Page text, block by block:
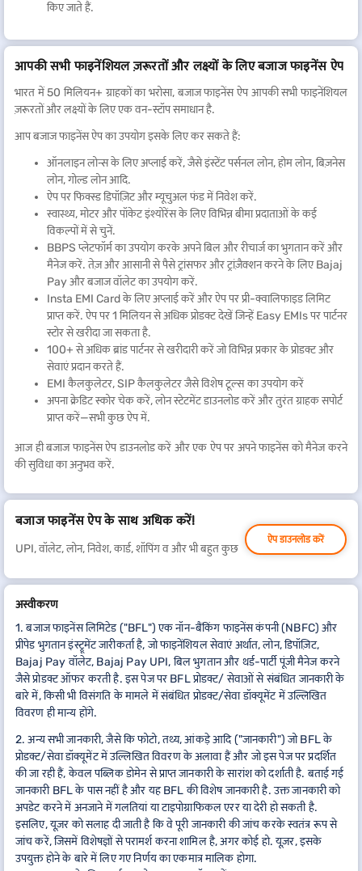
किए जाते हैं.
आपकी सभी फाइनेंशियल ज़रूरतों और लक्ष्यों के लिए बजाज फाइनेंस ऐप
भारत में 50 मिलियन+ ग्राहकों का भरोसा, बजाज फाइनेंस ऐप आपकी सभी फाइनेंशियल
ज़रूरतों और लक्ष्यों के लिए एक वन-स्टॉप समाधान है.
आप बजाज फाइनेंस ऐप का उपयोग इसके लिए कर सकते हैं:
ऑनलाइन लोन्स के लिए अप्लाई करें, जैसे इंस्टेंट पर्सनल लोन, होम लोन, बिज़नेस
लोन, गोल्ड लोन आदि.
ऐप पर फिक्स्ड डिपॉज़िट और म्यूचुअल फंड में निवेश करें.
स्वास्थ्य, मोटर और पॉकेट इंश्योरेंस के लिए विभिन्न बीमा प्रदाताओं के कई
विकल्पों में से चुनें.
BBPS प्लेटफॉर्म का उपयोग करके अपने बिल और रीचार्ज का भुगतान करें और
मैनेज करें. तेज़ और आसानी से पैसे ट्रांसफर और ट्रांज़ैक्शन करने के लिए Bajaj
Pay और बजाज वॉलेट का उपयोग करें.
Insta EMI Card के लिए अप्लाई करें और ऐप पर प्री-क्वालिफाइड लिमिट
प्राप्त करें. ऐप पर 1 मिलियन से अधिक प्रोडक्ट देखें जिन्हें Easy EMIs पर पार्टनर
स्टोर से खरीदा जा सकता है.
100+ से अधिक ब्रांड पार्टनर से खरीदारी करें जो विभिन्न प्रकार के प्रोडक्ट और
सेवाएं प्रदान करते हैं.
EMI कैलकुलेटर, SIP कैलकुलेटर जैसे विशेष टूल्स का उपयोग करें
अपना क्रेडिट स्कोर चेक करें, लोन स्टेटमेंट डाउनलोड करें और तुरंत ग्राहक सपोर्ट
प्राप्त करें—सभी कुछ ऐप में.
आज ही बजाज फाइनेंस ऐप डाउनलोड करें और एक ऐप पर अपने फाइनेंस को मैनेज करने
की सुविधा का अनुभव करें.
बजाज फाइनेंस ऐप के साथ अधिक करें!
UPI, वॉलेट, लोन, निवेश, कार्ड, शॉपिंग व और भी बहुत कुछ
ऐप डाउनलोड करें
अस्वीकरण
1. बजाज फाइनेंस लिमिटेड ("BFL") एक नॉन-बैंकिंग फाइनेंस कंपनी (NBFC) और
प्रीपेड भुगतान इंस्ट्रूमेंट जारीकर्ता है, जो फाइनेंशियल सेवाएं अर्थात, लोन, डिपॉज़िट,
Bajaj Pay वॉलेट, Bajaj Pay UPI, बिल भुगतान और थर्ड-पार्टी पूंजी मैनेज करने
जैसे प्रोडक्ट ऑफर करती है. इस पेज पर BFL प्रोडक्ट/ सेवाओं से संबंधित जानकारी के
बारे में, किसी भी विसंगति के मामले में संबंधित प्रोडक्ट/सेवा डॉक्यूमेंट में उल्लिखित
विवरण ही मान्य होंगे.
2. अन्य सभी जानकारी, जैसे कि फोटो, तथ्य, आंकड़े आदि ("जानकारी") जो BFL के
प्रोडक्ट/सेवा डॉक्यूमेंट में उल्लिखित विवरण के अलावा हैं और जो इस पेज पर प्रदर्शित
की जा रही हैं, केवल पब्लिक डोमेन से प्राप्त जानकारी के सारांश को दर्शाती है. बताई गई
जानकारी BFL के पास नहीं है और यह BFL की विशेष जानकारी है. उक्त जानकारी को
अपडेट करने में अनजाने में गलतियां या टाइपोग्राफिकल एरर या देरी हो सकती है.
इसलिए, यूज़र को सलाह दी जाती है कि वे पूरी जानकारी की जांच करके स्वतंत्र रूप से
जांच करें, जिसमें विशेषज्ञों से परामर्श करना शामिल है, अगर कोई हो. यूज़र, इसके
उपयुक्त होने के बारे में लिए गए निर्णय का एकमात्र मालिक होगा.